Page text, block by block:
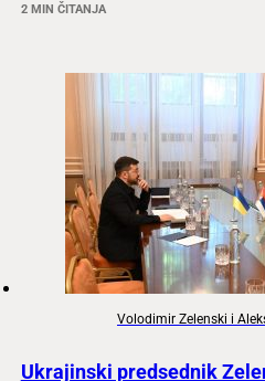
2 MIN ČITANJA
Volodimir Zelenski i
Ukrajinski predsednik